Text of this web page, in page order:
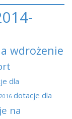
wdrożenie
dla
dotacje dla
na